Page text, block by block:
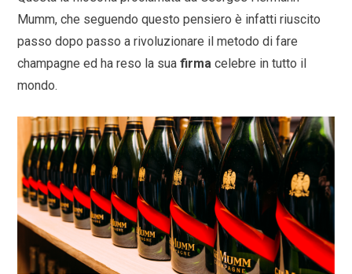
Mumm, che seguendo questo pensiero è infatti riuscito
passo dopo passo a rivoluzionare il metodo di fare
champagne ed ha reso la suafirma celebre in tutto il
mondo.